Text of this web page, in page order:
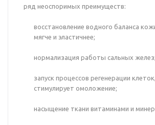
ряд неоспоримых преимуществ:
восстановление водного баланса
мягче и эластичнее;
нормализация работы сальных желез;
запуск процессов регенерации
стимулирует омоложение;
насыщение ткани витаминами и